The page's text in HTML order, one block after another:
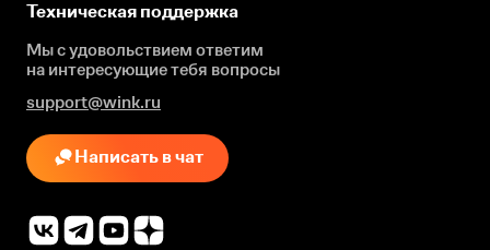
Техническая поддержка
Мы с удовольствием ответим
на интересующиетебя вопросы
support@wink.ru
Написать в чат